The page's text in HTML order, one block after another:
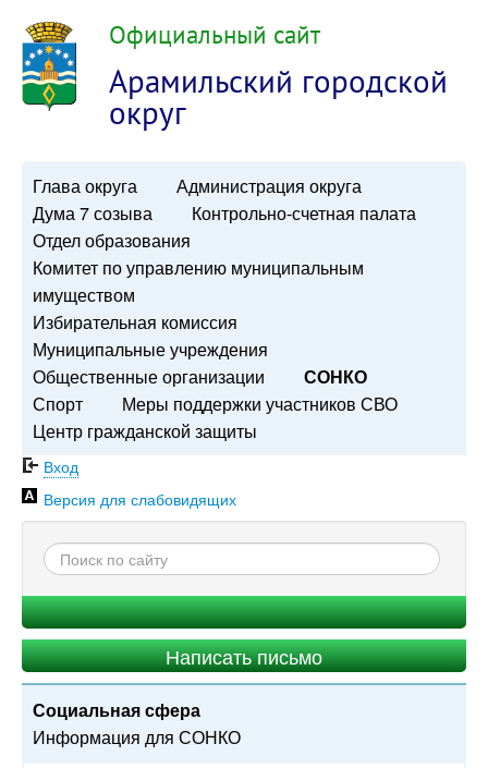
Официальный сайт
Арамильский городской
округ
Глава округа
Администрация округа
Дума 7 созыва
Контрольно-счетная палата
Отдел образования
Комитет по управлению муниципальным
имуществом
Избирательная комиссия
Муниципальные учреждения
Общественные организации
СОНКО
Спорт
Меры поддержки участников СВО
Центр гражданской защиты
Вход
Версия для слабовидящих
Написать письмо
Социальная сфера
Информация для СОНКО